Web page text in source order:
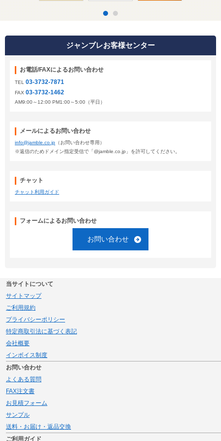
ジャンブレお客様センター
お電話/FAXによるお問い合わせ
TEL 03-3732-7871
FAX 03-3732-1462
AM9:00～12:00 PM1:00～5:00（平日）
メールによるお問い合わせ
info@jamble.co.jp （お問い合わせ専用）
※返信のためドメイン指定受信で「@jamble.co.jp」を許可してください。
チャット
チャット利用ガイド
フォームによるお問い合わせ
お問い合わせ
当サイトについて
サイトマップ
ご利用規約
プライバシーポリシー
特定商取引法に基づく表記
会社概要
インボイス制度
お問い合わせ
よくある質問
FAX注文書
お見積フォーム
サンプル
送料・お届け・返品交換
ご利用ガイド